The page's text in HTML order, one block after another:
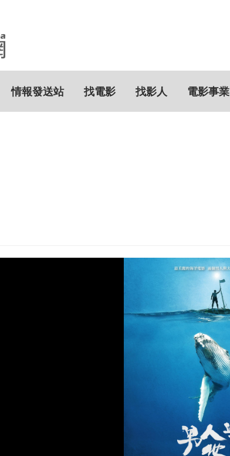
情報發送站 找電影 找影人 電影事業